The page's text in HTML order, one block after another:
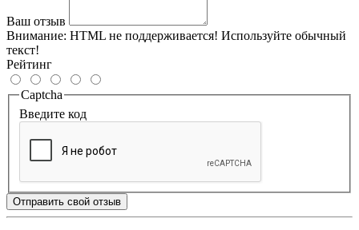
Ваш отзыв
Внимание: HTML не поддерживается! Используйте обычный
текст!
Рейтинг
Captcha
Введите код
Отправить свой отзыв